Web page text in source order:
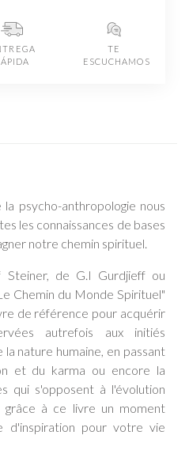
TE
ESCUCHAMOS
psycho-anthropologie nous
les connaissances de bases
notre chemin spirituel.
Steiner, de G.I Gurdjieff ou
Chemin du Monde Spirituel"
de référence pour acquérir
autrefois aux initiés
nature humaine, en passant
et du karma ou encore la
qui s'opposent à l'évolution
grâce à ce livre un moment
d'inspiration pour votre vie